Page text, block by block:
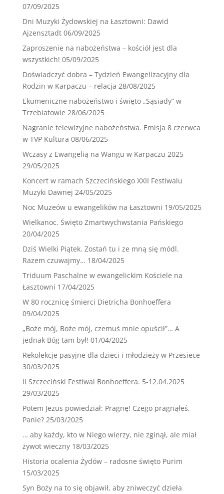
07/09/2025
Dni Muzyki Żydowskiej na Łasztowni: Dawid
Ajzensztadt 06/09/2025
Zaproszenie na nabożeństwa – kościół jest dla
wszystkich! 05/09/2025
Doświadczyć dobra – Tydzień Ewangelizacyjny dla
Rodzin w Karpaczu – relacja 28/08/2025
Ekumeniczne nabożeństwo i święto „Sąsiady” w
Trzebiatowie 28/06/2025
Nagranie telewizyjne nabożeństwa. Emisja 8 czerwca
w TVP Kultura 08/06/2025
Wczasy z Ewangelią na Wangu w Karpaczu 2025
29/05/2025
Koncert w ramach Szczecińskiego XXII Festiwalu
Muzyki Dawnej 24/05/2025
Noc Muzeów u ewangelików na Łasztowni 19/05/2025
Wielkanoc. Święto Zmartwychwstania Pańskiego
20/04/2025
Dziś Wielki Piątek. Zostań tu i ze mną się módl.
Razem czuwajmy… 18/04/2025
Triduum Paschalne w ewangelickim Kościele na
Łasztowni 17/04/2025
W 80 rocznicę śmierci Dietricha Bonhoeffera
09/04/2025
„Boże mój, Boże mój, czemuś mnie opuścił”… A
jednak Bóg tam był! 01/04/2025
Rekolekcje pasyjne dla dzieci i młodzieży w Przesiece
30/03/2025
II Szczeciński Festiwal Bonhoeffera. 5-12.04.2025
29/03/2025
Potem Jezus powiedział: Pragnę! Czego pragnąłeś,
Panie? 25/03/2025
… aby każdy, kto w Niego wierzy, nie zginął, ale miał
żywot wieczny 18/03/2025
Historia ocalenia Żydów – radosne święto Purim
15/03/2025
Syn Boży na to się objawił, aby zniweczyć dzieła